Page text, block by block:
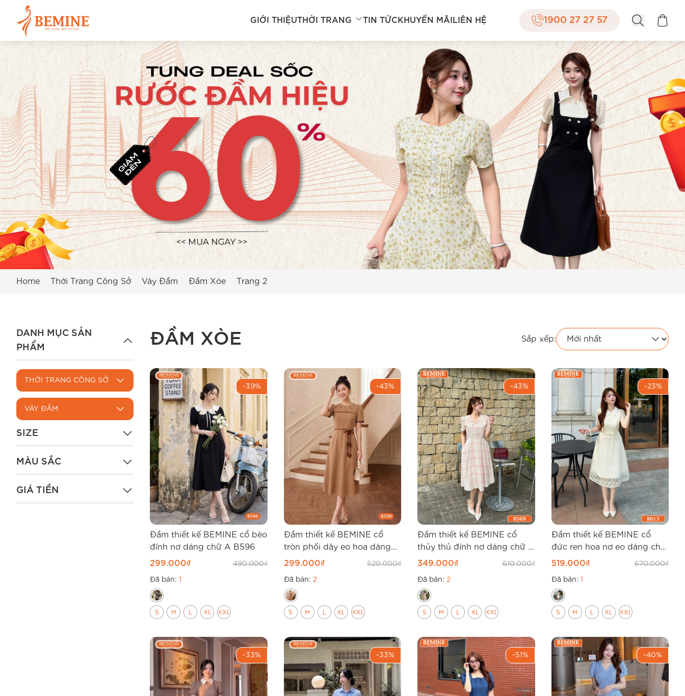
GIỚI THIỆUTHỜI TRANG TIN TỨC KHUYẾN MÃI LIÊN HỆ 1900 27 27 57
Home Thời Trang Công Sở Váy Đầm Đầm Xòe Trang 2
DANH MỤC SẢN
PHẨM
THỜI TRANG CÔNG SỞ
VÁY ĐẦM
SIZE
MÀU SẮC
GIÁ TIỀN
ĐẦM XÒE Sắp xếp:
-39%
Đầm thiết kế BEMINE cổ bèo
đính nơ dáng chữ A B596
299.000₫ 490.000₫
Đã bán:1
S M L XL XXL
-43%
Đầm thiết kế BEMINE cổ
tròn phối dây eo hoa dáng
chữ A B599
299.000₫ 520.000₫
Đã bán: 2
S M L XL XXL
-43%
Đầm thiết kế BEMINE cổ
thủy thủ đính nơ dáng chữ A
B569
349.000₫ 610.000₫
Đã bán:2
S M L XL XXL
-23%
Đầm thiết kế BEMINE cổ
đức ren hoa nơ eo dáng chữ
A B613
519.000₫ 670.000₫
Đã bán: 1
S M L XL XXL
-33% -33% -51% -40%